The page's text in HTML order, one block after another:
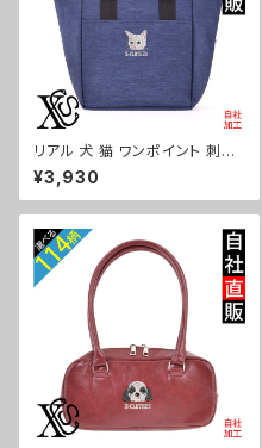
リアル 犬 猫 ワンポイント 刺繍
保冷保温 ランチバッグ 買い物バ
ッグ トートバッグ レディース メ
ンズ おしゃれ 雑貨 グッズ 自社
シーズー シュナウザー パグ ビ
ションフリーゼ ori-a-bg179-
b10-s
¥3,930